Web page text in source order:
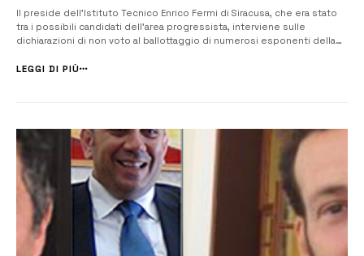
Il preside dell’Istituto Tecnico Enrico Fermi di Siracusa, che era stato
tra i possibili candidati dell’area progressista, interviene sulle
dichiarazioni di non voto al ballottaggio di numerosi esponenti della
conosciuto e apprezzato per il suo impegno, non solo professio...
LEGGI DI PIÙ